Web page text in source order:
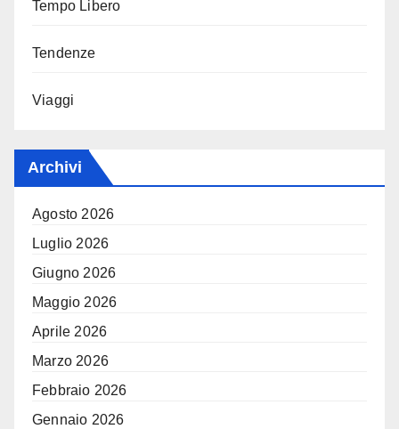
Tempo Libero
Tendenze
Viaggi
Archivi
Agosto 2026
Luglio 2026
Giugno 2026
Maggio 2026
Aprile 2026
Marzo 2026
Febbraio 2026
Gennaio 2026